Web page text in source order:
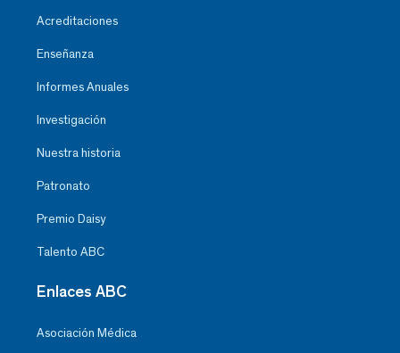
Acreditaciones
Enseñanza
Informes Anuales
Investigación
Nuestra historia
Patronato
Premio Daisy
Talento ABC
Enlaces ABC
Asociación Médica